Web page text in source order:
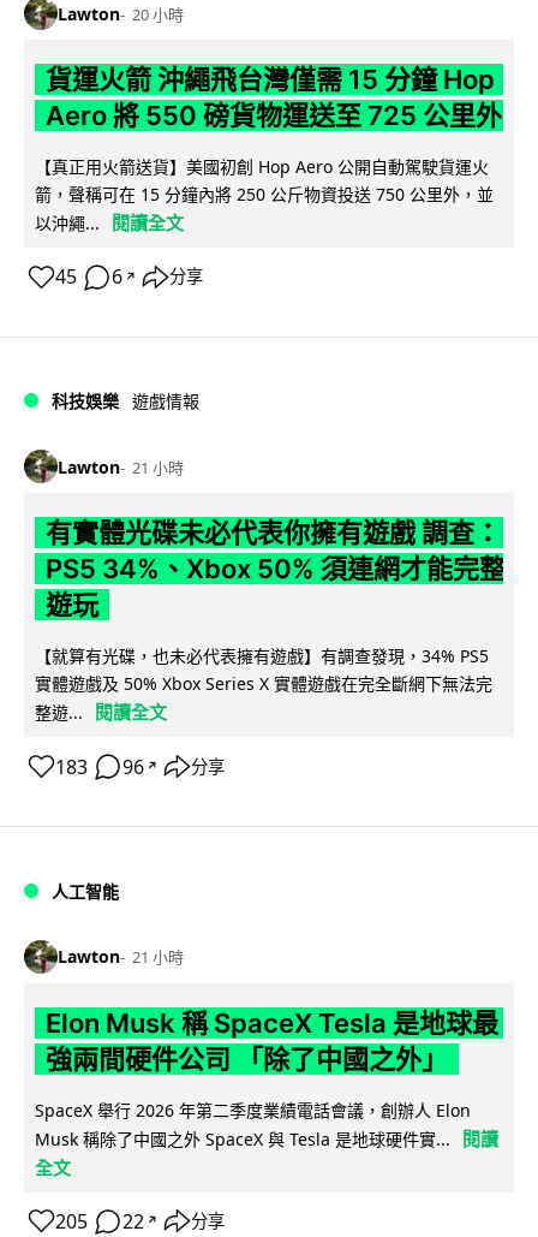
Lawton 20 小時
貨運火箭 沖繩飛台灣僅需 15 分鐘 Hop
Aero 將 550 磅貨物運送至 725 公里外
【真正用火箭送貨】美國初創 Hop Aero 公開自動駕駛貨運火
箭，聲稱可在 15 分鐘內將 250 公斤物資投送 750 公里外，並
以沖繩...
閱讀全文
45 6 ↗ 分享
科技娛樂 遊戲情報
Lawton 21 小時
有實體光碟未必代表你擁有遊戲 調查：
PS5 34%、Xbox 50% 須連網才能完整
遊玩
【就算有光碟，也未必代表擁有遊戲】有調查發現，34% PS5
實體遊戲及 50% Xbox Series X 實體遊戲在完全斷網下無法完
整遊...
閱讀全文
183 96 ↗ 分享
人工智能
Lawton 21 小時
Elon Musk 稱 SpaceX Tesla 是地球最
強兩間硬件公司 「除了中國之外」
SpaceX 舉行 2026 年第二季度業績電話會議，創辦人 Elon
Musk 稱除了中國之外 SpaceX 與 Tesla 是地球硬件實...
閱讀
全文
205 22 ↗ 分享